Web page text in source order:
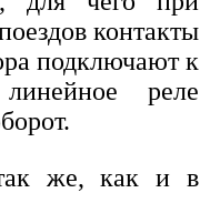
контакты
подключают к
реле
так же, как и в